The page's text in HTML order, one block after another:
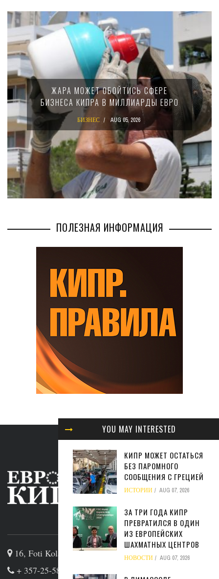
YOU MAY INTERESTED
КИПР МОЖЕТ ОСТАТЬСЯ
БЕЗ ПАРОМНОГО
СООБЩЕНИЯ С ГРЕЦИЕЙ
ИСТОРИИ AUG 07, 2026
ЗА ТРИ ГОДА КИПР
ПРЕВРАТИЛСЯ В ОДИН
ИЗ ЕВРОПЕЙСКИХ
ШАХМАТНЫХ ЦЕНТРОВ
НОВОСТИ AUG 07, 2026
ЖАРА МОЖЕТ ОБОЙТИСЬ СФЕРЕ
БИЗНЕСА КИПРА В МИЛЛИАРДЫ ЕВРО
БИЗНЕС AUG 05, 2026
ПОЛЕЗНАЯ ИНФОРМАЦИЯ
ABOUT US
16, Foti Kolakidi str, 3031, Limassol, Cyprus
+ 357-25-581133